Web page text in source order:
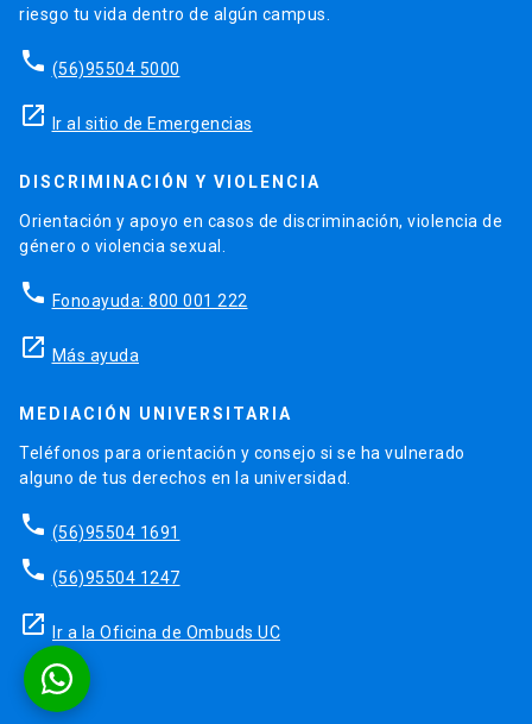
riesgo tu vida dentro de algún campus.
phone (56)95504 5000
launch Ir al sitio de Emergencias
DISCRIMINACIÓN Y VIOLENCIA
Orientación y apoyo en casos de discriminación, violencia de
género o violencia sexual.
phone Fonoayuda: 800 001 222
launch Más ayuda
MEDIACIÓN UNIVERSITARIA
Teléfonos para orientación y consejo si se ha vulnerado
alguno de tus derechos en la universidad.
phone (56)95504 1691
phone (56)95504 1247
launch Ir a la Oficina de Ombuds UC